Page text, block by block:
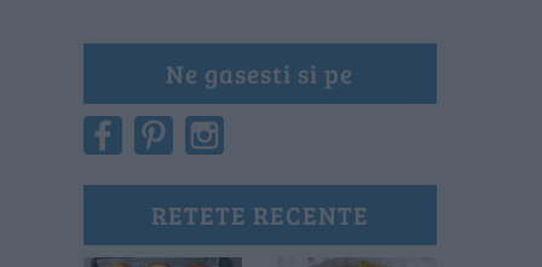
Ne gasesti si pe
RETETE RECENTE